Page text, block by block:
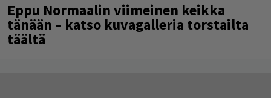
Eppu Normaalin viimeinen keikka
tänään – katso kuvagalleria torstailta
täältä